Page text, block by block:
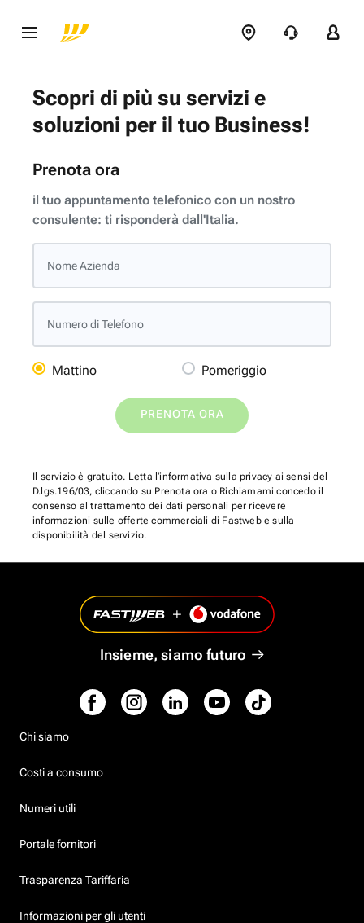
Scopri di più su servizi e
soluzioni per il tuo Business!
Prenota ora
il tuo appuntamento telefonico con un nostro
consulente: ti risponderà dall'Italia.
Nome Azienda
Numero di Telefono
Mattino Pomeriggio
PRENOTA ORA
Il servizio è gratuito. Letta l’informativa sulla privacy ai sensi del
D.lgs.196/03, cliccando su Prenota ora o Richiamami concedo il
consenso al trattamento dei dati personali per ricevere
informazioni sulle offerte commerciali di Fastweb e sulla
disponibilità del servizio.
Insieme, siamo futuro
Chi siamo
Costi a consumo
Numeri utili
Portale fornitori
Trasparenza Tariffaria
Informazioni per gli utenti